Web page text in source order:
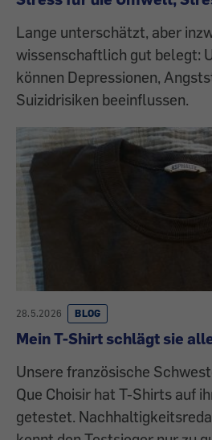
Lange unterschätzt, aber
wissenschaftlich gut belegt:
können Depressionen,
Suizidrisiken beeinflussen.
28.5.2026 BLOG
Mein T-Shirt schlägt sie
Unsere französische
Que Choisir hat T-Shirts auf
getestet.